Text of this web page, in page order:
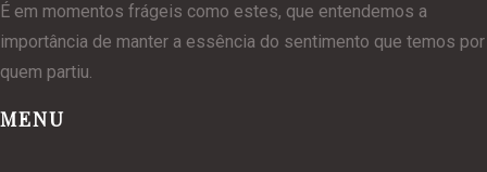
É em momentos frágeis como estes, que entendemos a
importância de manter a essência do sentimento que temos por
quem partiu.
MENU